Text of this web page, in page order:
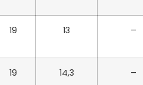
19 13 –
19 14,3 –